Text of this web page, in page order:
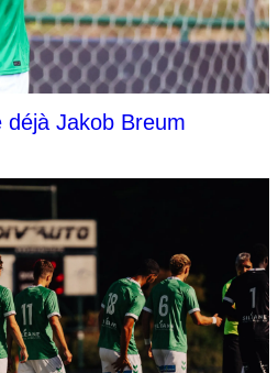
Jakob Breum